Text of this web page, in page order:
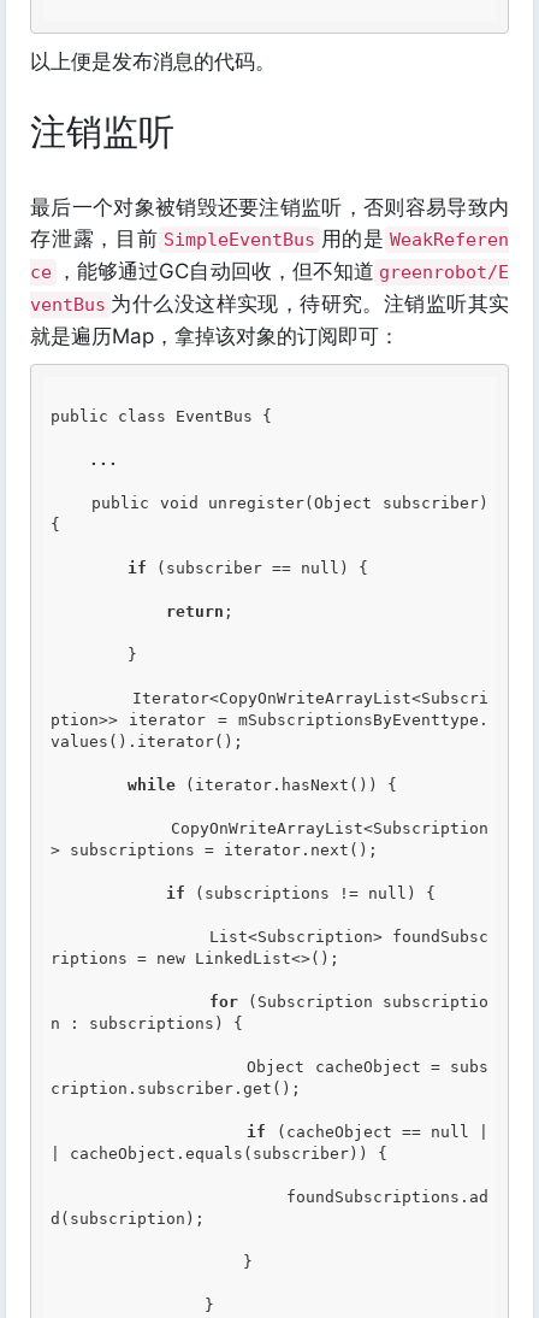
以上便是发布消息的代码。
注销监听
最后一个对象被销毁还要注销监听，否则容易导致内
存泄露，目前 SimpleEventBus 用的是 WeakReferen
ce
，能够通过GC自动回收，但不知道 greenrobot/E
ventBus 为什么没这样实现，待研究。注销监听其实
就是遍历Map，拿掉该对象的订阅即可：
public class EventBus {
...
{
if (subscriber == null) {
return ;
ption>> iterator = mSubscriptionsByEventtype.
values().iterator();
while (iterator.hasNext()) {
> subscriptions = iterator.next();
if (subscriptions != null) {
riptions = new LinkedList<>();
for (Subscription subscriptio
n : subscriptions) {
                    Object cacheObject = subs
cription.subscriber.get();
if (cacheObject == null |
| cacheObject.equals(subscriber)) {
d(subscription);